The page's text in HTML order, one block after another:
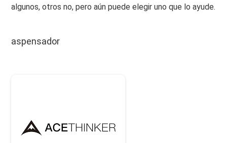
algunos, otros no, pero aún puede elegir uno que lo ayude.
aspensador